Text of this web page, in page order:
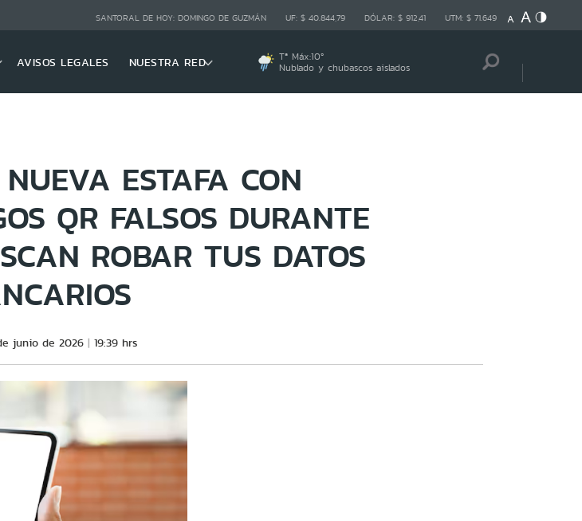
SANTORAL DE HOY: DOMINGO DE GUZMÁN UF: $ 40.844,79 DÓLAR: $ 912,41 UTM: $ 71.649
AVISOS LEGALES NUESTRA RED Tª Máx:10º
Nublado y chubascos aislados
ESTAFA CON
QR FALSOS DURANTE
ROBAR TUS DATOS
junio de 2026 19:39 hrs